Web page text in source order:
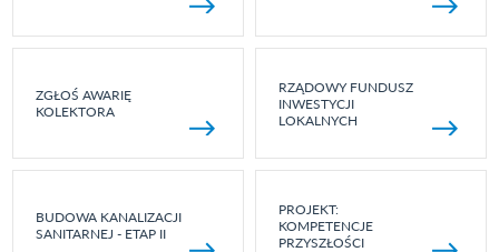
ZGŁOŚ AWARIĘ
KOLEKTORA
RZĄDOWY FUNDUSZ
INWESTYCJI
LOKALNYCH
BUDOWA KANALIZACJI
SANITARNEJ - ETAP II
PROJEKT:
KOMPETENCJE
PRZYSZŁOŚCI